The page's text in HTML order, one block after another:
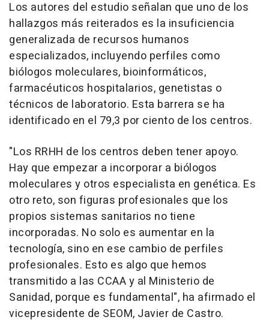
Los autores del estudio señalan que uno de los
hallazgos más reiterados es la insuficiencia
generalizada de recursos humanos
especializados, incluyendo perfiles como
biólogos moleculares, bioinformáticos,
farmacéuticos hospitalarios, genetistas o
técnicos de laboratorio. Esta barrera se ha
identificado en el 79,3 por ciento de los centros.
"Los RRHH de los centros deben tener apoyo.
Hay que empezar a incorporar a biólogos
moleculares y otros especialista en genética. Es
otro reto, son figuras profesionales que los
propios sistemas sanitarios no tiene
incorporadas. No solo es aumentar en la
tecnología, sino en ese cambio de perfiles
profesionales. Esto es algo que hemos
transmitido a las CCAA y al Ministerio de
Sanidad, porque es fundamental", ha afirmado el
vicepresidente de SEOM, Javier de Castro.